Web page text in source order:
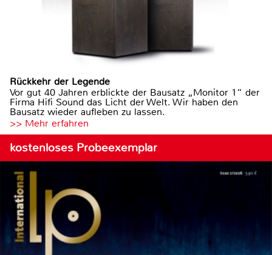
Rückkehr der Legende
Vor gut 40 Jahren erblickte der Bausatz „Monitor 1“ der
Firma Hifi Sound das Licht der Welt. Wir haben den
Bausatz wieder aufleben zu lassen.
>> Mehr erfahren
kostenloses Probeexemplar